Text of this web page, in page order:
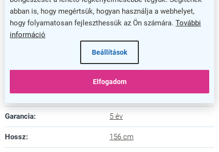
abban is, hogy megértsük, hogyan használja a webhelyet,
hogy folyamatosan fejleszthessük az Ön számára. További
információ
Beállítások
Elfogadom
Válassza az ISO bőr padot, hogy otthonos és
professzionális környezetet teremtsen vendégeinek
vagy ügyfeleinek!
Kiegészítő paraméterek
Szín: kék
Garancia: 5 év
Hossz: 156 cm